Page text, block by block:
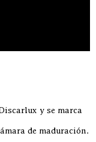
y se marca
de maduración.